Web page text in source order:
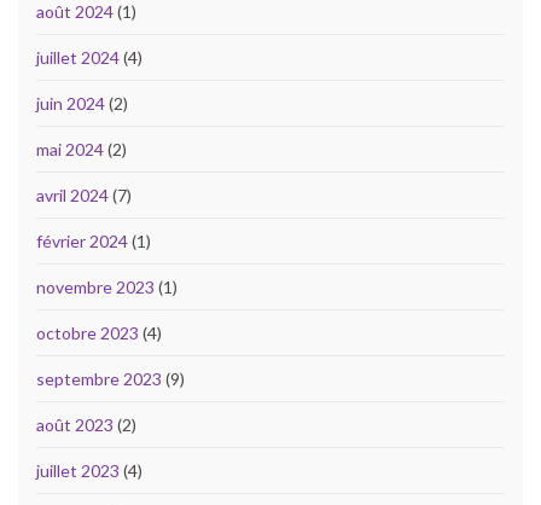
août 2024(1)
juillet 2024(4)
juin 2024(2)
mai 2024(2)
avril 2024(7)
février 2024(1)
novembre 2023 (1)
octobre 2023 (4)
septembre 2023 (9)
août 2023 (2)
juillet 2023 (4)